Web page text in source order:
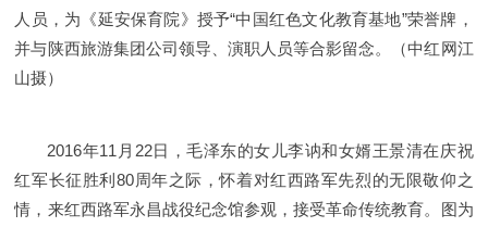
人员，为《延安保育院》授予“中国红色文化教育基地”荣誉牌，
并与陕西旅游集团公司领导、演职人员等合影留念。（中红网江
山摄）
2016年11月22日，毛泽东的女儿李讷和女婿王景清在庆祝
红军长征胜利80周年之际，怀着对红西路军先烈的无限敬仰之
情，来红西路军永昌战役纪念馆参观，接受革命传统教育。图为